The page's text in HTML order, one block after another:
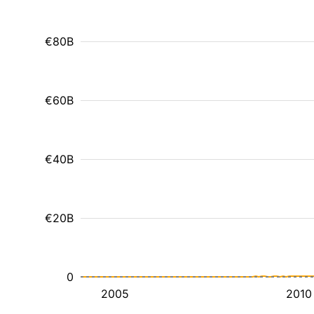
2005 2010
€20B
€40B
€60B
€80B
0